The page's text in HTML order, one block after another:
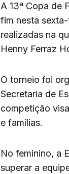
A 13ª Copa de
fim nesta
realizadas na
Henny Ferraz
O torneio foi
Secretaria de
competição
e famílias.
No feminino, a
superar a